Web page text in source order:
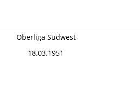
Oberliga Südwest
18.03.1951